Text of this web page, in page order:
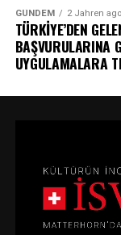
GÜNDEM 2 Jahren ago
TÜRKİYE’DEN
BAŞVURULARINA
UYGULAMALARA